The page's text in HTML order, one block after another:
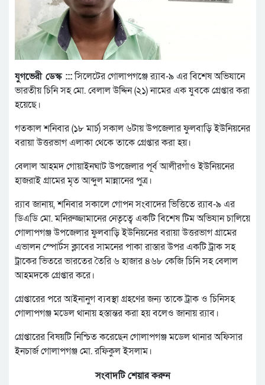
যুগভেরী ডেস্ক :::সিলেটের গোলাপগঞ্জে র‍্যাব-৯ এর বিশেষ অভিযানে
ভারতীয় চিনি সহ মো. বেলাল উদ্দিন (২১) নামের এক যুবকে গ্রেপ্তার করা
হয়েছে।
গতকাল শনিবার (১৮ মার্চ) সকাল ৬টায় উপজেলার ফুলবাড়ি ইউনিয়নের
বরায়া উত্তরভাগ এলাকা থেকে তাকে গ্রেপ্তার করা হয়।
বেলাল আহমদ গোয়াইনঘাট উপজেলার পূর্ব আলীরগাঁও ইউনিয়নের
হাজরাই গ্রামের মৃত আব্দুল মান্নানের পুত্র।
র‍্যাব জানায়, শনিবার সকালে গোপন সংবাদের ভিত্তিতে র‍্যাব-৯ এর
ডিএডি মো. মনিরুজ্জামানের নেতৃত্বে একটি বিশেষ টিম অভিযান চালিয়ে
গোলাপগঞ্জ উপজেলার ফুলবাড়ি ইউনিয়নের বরায়া উত্তরভাগ গ্রামের
এভালন স্পোর্টস ক্লাবের সামনের পাকা রাস্তার উপর একটি ট্রাক সহ
ট্রাকের ভিতরে ভারতের তৈরি ৬ হাজার ৪৬৮ কেজি চিনি সহ বেলাল
আহমদকে গ্রেপ্তার করে।
গ্রেপ্তারের পরে আইনানুগ ব্যবস্থা গ্রহণের জন্য তাকে ট্রাক ও চিনিসহ
গোলাপগঞ্জ মডেল থানায় হস্তান্তর করা হয় বলেও জানায় র‍্যাব।
গ্রেপ্তারের বিষয়টি নিশ্চিত করেছেন গোলাপগঞ্জ মডেল থানার অফিসার
ইনচার্জ গোলাপগঞ্জ মো. রফিকুল ইসলাম।
সংবাদটি শেয়ার করুন